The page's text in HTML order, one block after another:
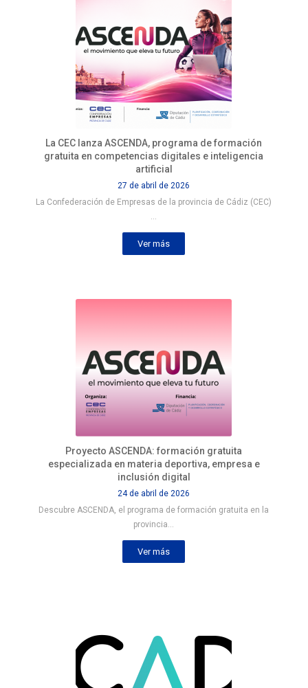
La CEC lanza ASCENDA, programa de formación
gratuita en competencias digitales e inteligencia
artificial
27 de abril de 2026
La Confederación de Empresas de la provincia de Cádiz (CEC)
…
Ver más
Proyecto ASCENDA: formación gratuita
especializada en materia deportiva, empresa e
inclusión digital
24 de abril de 2026
Descubre ASCENDA, el programa de formación gratuita en la
provincia…
Ver más